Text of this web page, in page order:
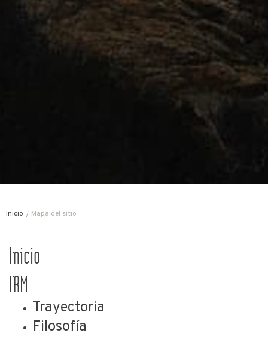
Inicio Mapa del sitio
Inicio
IRM
Trayectoria
Filosofía